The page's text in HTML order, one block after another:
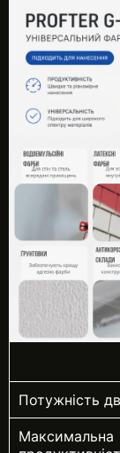
Потужність
Максимальна